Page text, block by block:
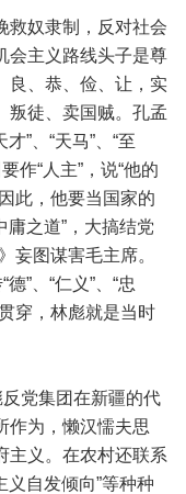
救奴隶制，反对社会
会主义路线头子是尊
良、恭、俭、让，实
叛徒、卖国贼。孔孟
”、“天马”、“至
作“人主”，说“他的
此，他要当国家的
庸之道”，大搞结党
妄图谋害毛主席。
”、“仁义”、“忠
穿，林彪就是当时
党集团在新疆的代
作为，懒汉懦夫思
主义。在农村还联系
义自发倾向”等种种